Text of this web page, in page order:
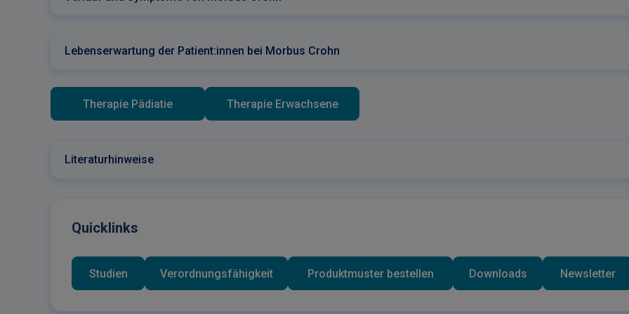
Lebenserwartung der Patient:innen bei Morbus Crohn
Therapie Pädiatie Therapie Erwachsene
Literaturhinweise
Quicklinks
Studien Verordnungsfähigkeit Produktmuster bestellen Downloads Newsletter